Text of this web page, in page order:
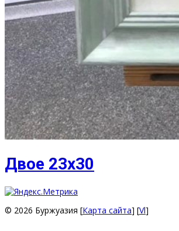
Двое 23х30
© 2026 Буржуазия [Карта сайта] [Vl]